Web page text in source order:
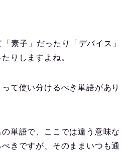
素子」だったり「デバイス」
りしますよね。
て使い分けるべき単語があり
単語で、ここでは違う意味な
きですが、そのままいつも通